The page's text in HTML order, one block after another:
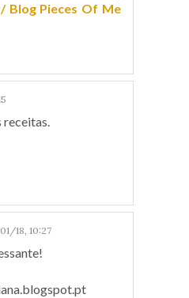
Blog Pieces Of Me
receitas.
18, 10:27